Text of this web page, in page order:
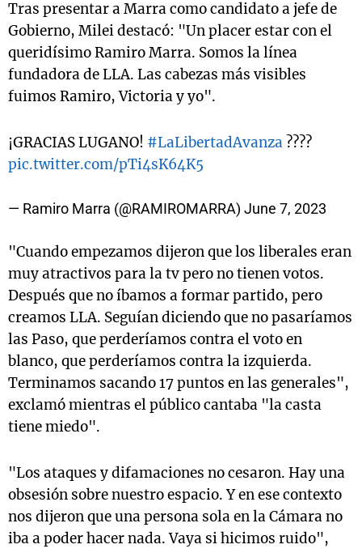
Tras presentar a Marra como candidato a jefe de
Gobierno, Milei destacó: "Un placer estar con el
queridísimo Ramiro Marra. Somos la línea
fundadora de LLA. Las cabezas más visibles
fuimos Ramiro, Victoria y yo".
¡GRACIAS LUGANO! #LaLibertadAvanza ????
pic.twitter.com/pTi4sK64K5
— Ramiro Marra (@RAMIROMARRA) June 7, 2023
"Cuando empezamos dijeron que los liberales eran
muy atractivos para la tv pero no tienen votos.
Después que no íbamos a formar partido, pero
creamos LLA. Seguían diciendo que no pasaríamos
las Paso, que perderíamos contra el voto en
blanco, que perderíamos contra la izquierda.
Terminamos sacando 17 puntos en las generales",
exclamó mientras el público cantaba "la casta
tiene miedo".
"Los ataques y difamaciones no cesaron. Hay una
obsesión sobre nuestro espacio. Y en ese contexto
nos dijeron que una persona sola en la Cámara no
iba a poder hacer nada. Vaya si hicimos ruido",